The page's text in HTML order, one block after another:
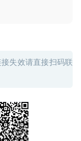
失效请直接扫码联